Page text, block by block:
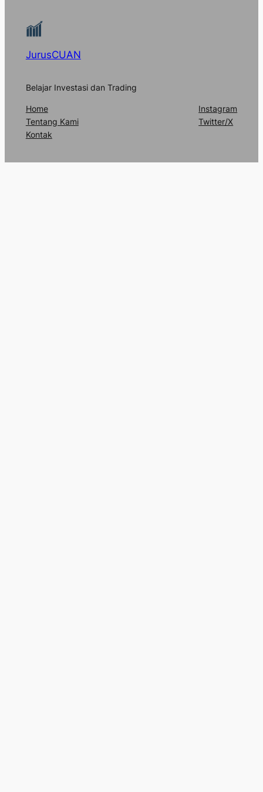
JurusCUAN
Belajar Investasi dan Trading
Home
Tentang Kami
Kontak
Instagram
Twitter/X